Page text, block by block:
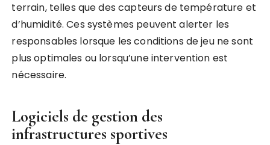
terrain, telles que des capteurs de température et
d’humidité. Ces systèmes peuvent alerter les
responsables lorsque les conditions de jeu ne sont
plus optimales ou lorsqu’une intervention est
nécessaire.
Logiciels de gestion des
infrastructures sportives